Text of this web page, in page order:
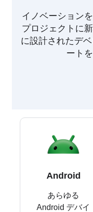
イノベーション
プロジェクトに
に設計されたデ
ート
Android
あらゆる
Android デバイ